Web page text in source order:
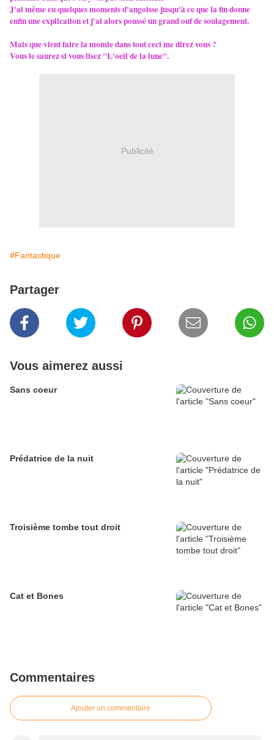
J'ai même eu quelques moments d'angoisse jusqu'à ce que la fin donne
enfin une explication et j'ai alors poussé un grand ouf de soulagement.
Mais que vient faire la momie dans tout ceci me direz vous ?
Vous le saurez si vous lisez "L'oeil de la lune".
Publicité
#Fantastique
Partager
Vous aimerez aussi
Sans coeur
Prédatrice de la nuit
Troisième tombe tout droit
Cat et Bones
Commentaires
Ajouter un commentaire